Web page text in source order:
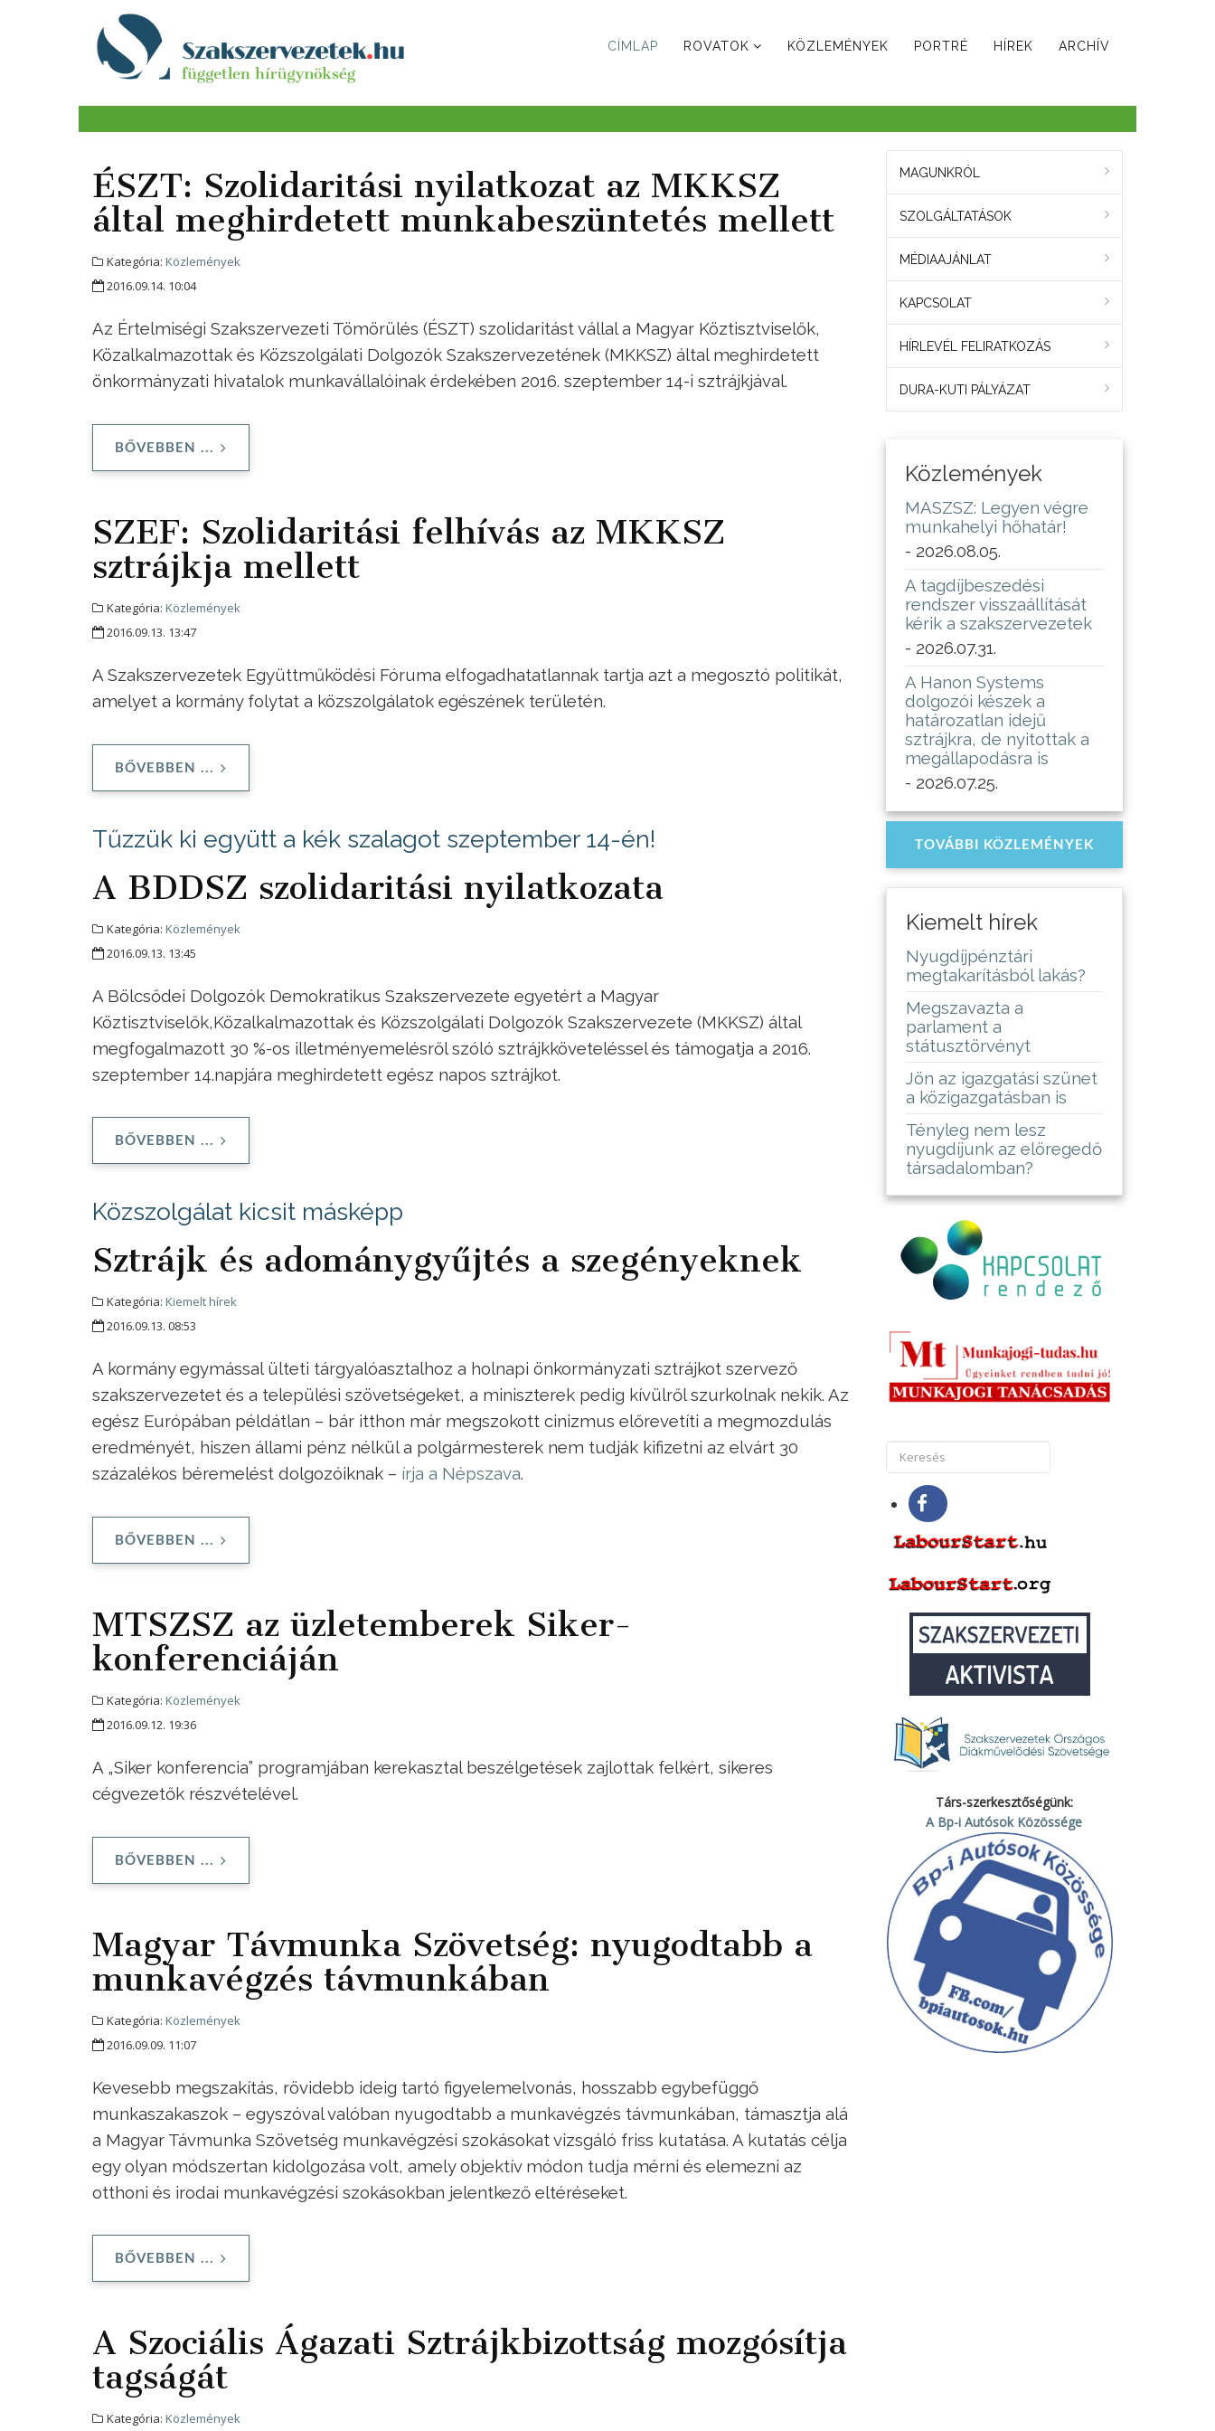
CÍMLAP ROVATOK KÖZLEMÉNYEK PORTRÉ HÍREK ARCHÍV
ÉSZT: Szolidaritási nyilatkozat az MKKSZ
által meghirdetett munkabeszüntetés mellett
Kategória: Közlemények
2016.09.14. 10:04
Az Értelmiségi Szakszervezeti Tömörülés (ÉSZT) szolidaritást vállal a Magyar Köztisztviselők,
Közalkalmazottak és Közszolgálati Dolgozók Szakszervezetének (MKKSZ) által meghirdetett
önkormányzati hivatalok munkavállalóinak érdekében 2016. szeptember 14-i sztrájkjával.
BŐVEBBEN ...
SZEF: Szolidaritási felhívás az MKKSZ
sztrájkja mellett
Kategória: Közlemények
2016.09.13. 13:47
A Szakszervezetek Együttműködési Fóruma elfogadhatatlannak tartja azt a megosztó politikát,
amelyet a kormány folytat a közszolgálatok egészének területén.
BŐVEBBEN ...
Tűzzük ki együtt a kék szalagot szeptember 14-én!
A BDDSZ szolidaritási nyilatkozata
Kategória: Közlemények
2016.09.13. 13:45
A Bölcsődei Dolgozók Demokratikus Szakszervezete egyetért a Magyar
Köztisztviselők,Közalkalmazottak és Közszolgálati Dolgozók Szakszervezete (MKKSZ) által
megfogalmazott 30 %-os illetményemelésről szóló sztrájkköveteléssel és támogatja a 2016.
szeptember 14.napjára meghirdetett egész napos sztrájkot.
BŐVEBBEN ...
Közszolgálat kicsit másképp
Sztrájk és adománygyűjtés a szegényeknek
Kategória: Kiemelt hírek
2016.09.13. 08:53
A kormány egymással ülteti tárgyalóasztalhoz a holnapi önkormányzati sztrájkot szervező
szakszervezetet és a települési szövetségeket, a miniszterek pedig kívülről szurkolnak nekik. Az
egész Európában példátlan – bár itthon már megszokott cinizmus előrevetíti a megmozdulás
eredményét, hiszen állami pénz nélkül a polgármesterek nem tudják kifizetni az elvárt 30
százalékos béremelést dolgozóiknak – írja a Népszava.
BŐVEBBEN ...
MTSZSZ az üzletemberek Siker-
konferenciáján
Kategória: Közlemények
2016.09.12. 19:36
A „Siker konferencia” programjában kerekasztal beszélgetések zajlottak felkért, sikeres
cégvezetők részvételével.
BŐVEBBEN ...
Magyar Távmunka Szövetség: nyugodtabb a
munkavégzés távmunkában
Kategória: Közlemények
2016.09.09. 11:07
Kevesebb megszakítás, rövidebb ideig tartó figyelemelvonás, hosszabb egybefüggő
munkaszakaszok – egyszóval valóban nyugodtabb a munkavégzés távmunkában, támasztja alá
a Magyar Távmunka Szövetség munkavégzési szokásokat vizsgáló friss kutatása. A kutatás célja
egy olyan módszertan kidolgozása volt, amely objektív módon tudja mérni és elemezni az
otthoni és irodai munkavégzési szokásokban jelentkező eltéréseket.
BŐVEBBEN ...
A Szociális Ágazati Sztrájkbizottság mozgósítja
tagságát
Kategória: Közlemények
MAGUNKRÓL
SZOLGÁLTATÁSOK
MÉDIAAJÁNLAT
KAPCSOLAT
HÍRLEVÉL FELIRATKOZÁS
DURA-KUTI PÁLYÁZAT
Közlemények
MASZSZ: Legyen végre
munkahelyi hőhatár!
- 2026.08.05.
A tagdíjbeszedési
rendszer visszaállítását
kérik a szakszervezetek
- 2026.07.31.
A Hanon Systems
dolgozói készek a
határozatlan idejű
sztrájkra, de nyitottak a
megállapodásra is
- 2026.07.25.
TOVÁBBI KÖZLEMÉNYEK
Kiemelt hírek
Nyugdíjpénztári
megtakarításból lakás?
Megszavazta a
parlament a
státusztörvényt
Jön az igazgatási szünet
a közigazgatásban is
Tényleg nem lesz
nyugdíjunk az elöregedő
társadalomban?
Társ-szerkesztőségünk:
A Bp-i Autósok Közössége